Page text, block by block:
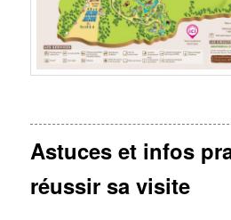
Astuces et infos
réussir sa visite